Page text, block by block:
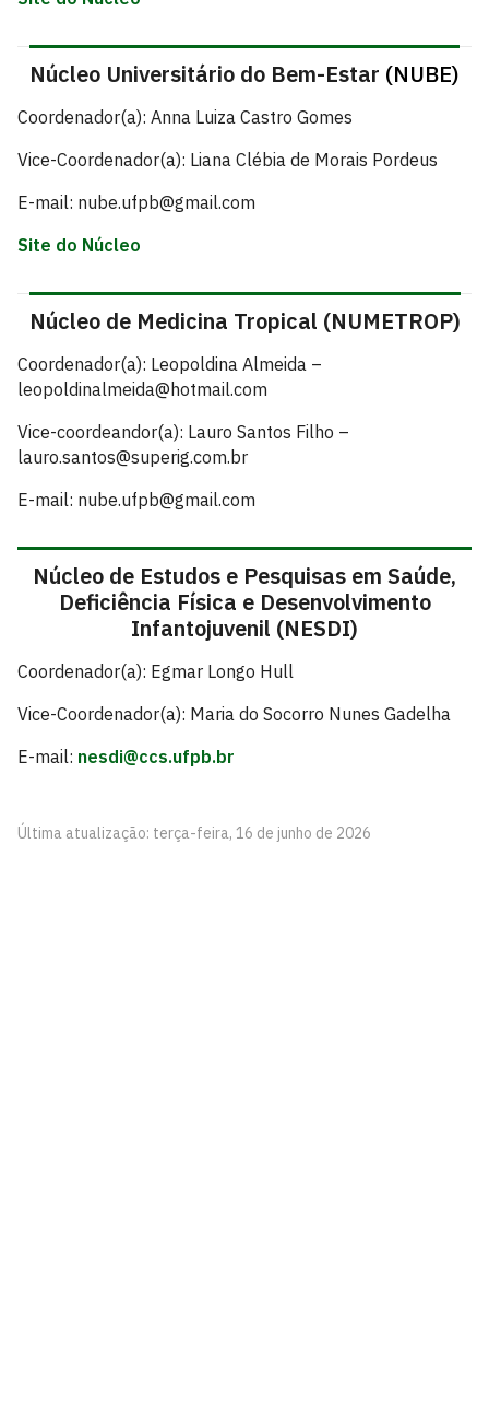
Núcleo Universitário do Bem-Estar (NUBE)
Coordenador(a): Anna Luiza Castro Gomes
Vice-Coordenador(a): Liana Clébia de Morais Pordeus
E-mail: nube.ufpb@gmail.com
Site do Núcleo
Núcleo de Medicina Tropical (NUMETROP)
Coordenador(a): Leopoldina Almeida –
leopoldinalmeida@hotmail.com
Vice-coordeandor(a): Lauro Santos Filho –
lauro.santos@superig.com.br
E-mail: nube.ufpb@gmail.com
Núcleo de Estudos e Pesquisas em Saúde,
Deficiência Física e Desenvolvimento
Infantojuvenil (NESDI)
Coordenador(a): Egmar Longo Hull
Vice-Coordenador(a): Maria do Socorro Nunes Gadelha
E-mail: nesdi@ccs.ufpb.br
Última atualização: terça-feira, 16 de junho de 2026